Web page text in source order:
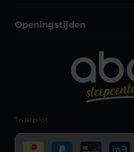
Openingstijden
Trustpilot